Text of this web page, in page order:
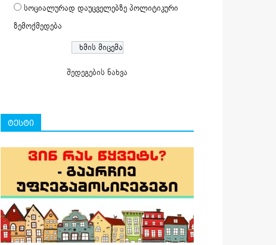
სოციალურად დაუცველებზე პოლიტიკური
ზემოქმედება
შედეგების ნახვა
ტესტი